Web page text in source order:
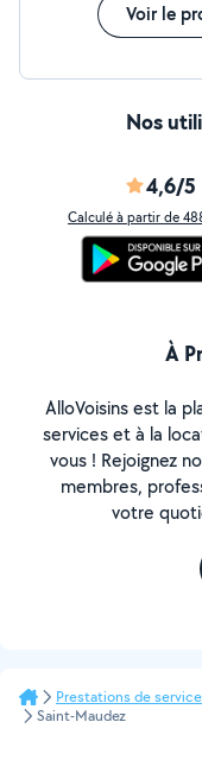
Voir le
Nos
4,6/5
Calculé à partir de
À
AlloVoisins est la
services et à la
vous ! Rejoignez
membres,
votre
Prestations de
Saint-Maudez